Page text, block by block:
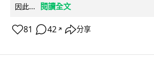
因此...
閱讀全文
81 42 ↗ 分享